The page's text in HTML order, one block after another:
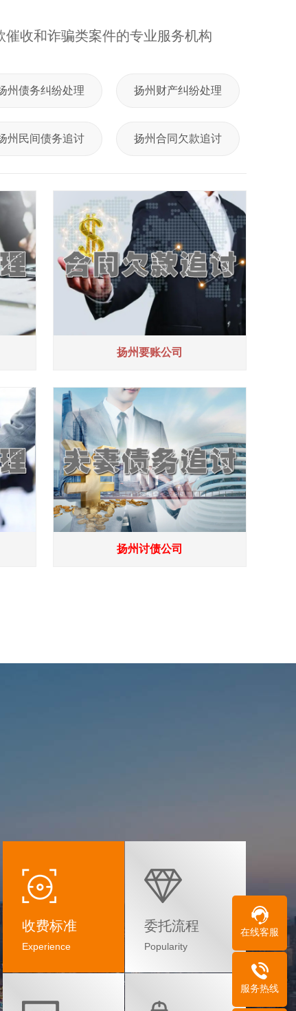
收和诈骗类案件的专业服务机构
州债务纠纷处理 扬州财产纠纷处理
州民间债务追讨 扬州合同欠款追讨
扬州要账公司
扬州讨债公司
收费标准
Experience
委托流程
Popularity
在线客服
服务热线